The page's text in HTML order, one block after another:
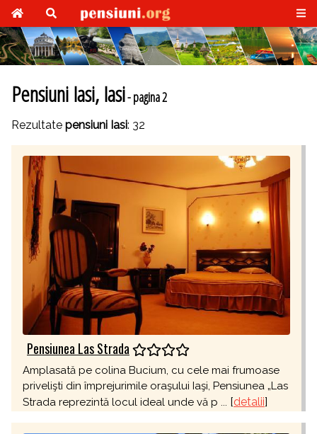
Pensiuni Iasi, Iasi- pagina 2
Rezultate pensiuni Iasi: 32
Pensiunea Las Strada
Amplasată pe colina Bucium, cu cele mai frumoase
privelişti din împrejurimile oraşului Iaşi, Pensiunea „Las
Strada reprezintă locul ideal unde vă p ... [detalii]